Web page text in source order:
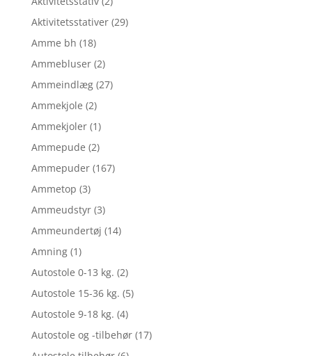
Aktivitetsstativer (29)
Amme bh (18)
Ammebluser (2)
Ammeindlæg (27)
Ammekjole (2)
Ammekjoler (1)
Ammepude (2)
Ammepuder (167)
Ammetop (3)
Ammeudstyr (3)
Ammeundertøj (14)
Amning (1)
Autostole 0-13 kg. (2)
Autostole 15-36 kg. (5)
Autostole 9-18 kg. (4)
Autostole og -tilbehør (17)